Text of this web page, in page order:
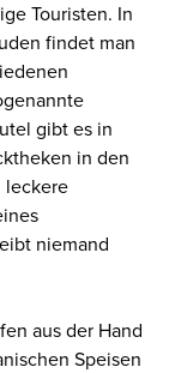
Touristen. In
findet man
gibt es in
in den
leckere
niemand
aus der Hand
Speisen